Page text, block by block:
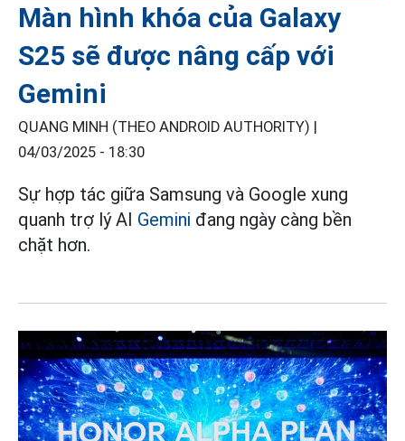
Màn hình khóa của Galaxy
S25 sẽ được nâng cấp với
Gemini
QUANG MINH (THEO ANDROID AUTHORITY) |
04/03/2025 - 18:30
Sự hợp tác giữa Samsung và Google xung
quanh trợ lý AI Gemini đang ngày càng bền
chặt hơn.